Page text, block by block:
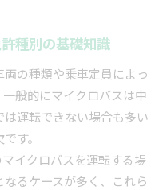
種別の基礎知識
の種類や乗車定員によっ
般的にマイクロバスは中
運転できない場合も多い
す。
イクロバスを運転する場
るケースが多く、これら